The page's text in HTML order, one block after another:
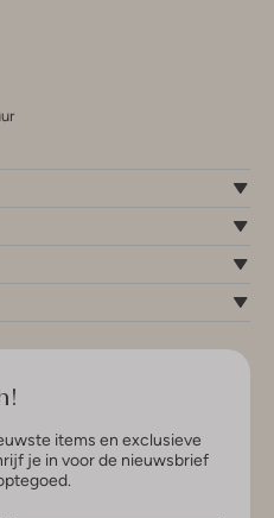
items en exclusieve
je in voor de nieuwsbrief